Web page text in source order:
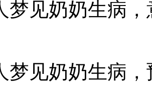
梦见奶奶生病
梦见奶奶生病